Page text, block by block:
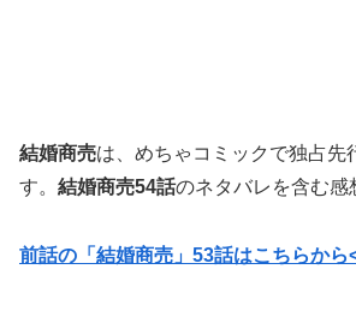
結婚商売は、めちゃコミックで独占先
す。 結婚商売54話のネタバレを含む感
前話の「結婚商売」53話はこちらから